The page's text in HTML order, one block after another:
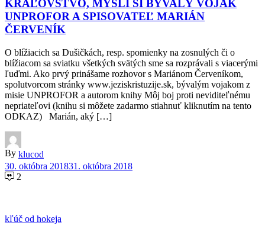
KRÁĽOVSTVO, MYSLÍ SI BÝVALÝ VOJAK
UNPROFOR A SPISOVATEĽ MARIÁN
ČERVENÍK
O blížiacich sa Dušičkách, resp. spomienky na zosnulých či o
blížiacom sa sviatku všetkých svätých sme sa rozprávali s viacerými
ľuďmi. Ako prvý prinášame rozhovor s Mariánom Červeníkom,
spolutvorcom stránky www.jeziskristuzije.sk, bývalým vojakom z
misie UNPROFOR a autorom knihy Môj boj proti neviditeľnému
nepriateľovi (knihu si môžete zadarmo stiahnuť kliknutím na tento
ODKAZ) Marián, aký […]
By klucod
30. októbra 201831. októbra 2018
2
kľúč od hokeja